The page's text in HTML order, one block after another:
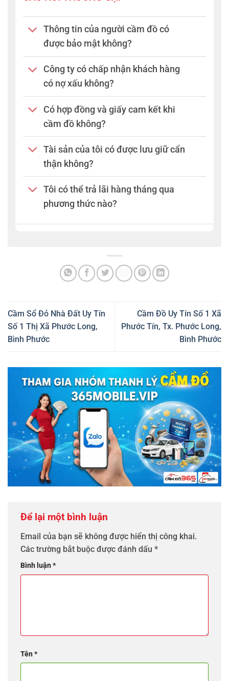
Thông tin của người cầm đồ có
được bảo mật không?
Công ty có chấp nhận khách hàng
có nợ xấu không?
Có hợp đồng và giấy cam kết khi
cầm đồ không?
Tài sản của tôi có được lưu giữ cẩn
thận không?
Tôi có thể trả lãi hàng tháng qua
phương thức nào?
Cầm Sổ Đỏ Nhà Đất Uy Tín
Số 1 Thị Xã Phước Long,
Bình Phước
Cầm Đồ Uy Tín Số 1 Xã
Phước Tín, Tx. Phước Long,
Bình Phước
Để lại một bình luận
Email của bạn sẽ không được hiển thị công khai.
Các trường bắt buộc được đánh dấu *
Bình luận*
Tên*